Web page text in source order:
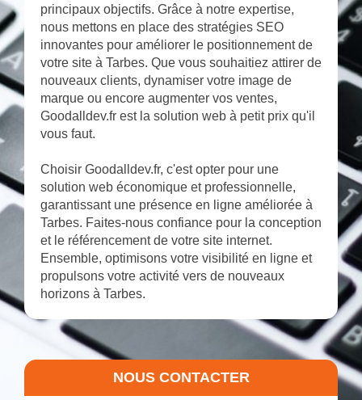
principaux objectifs. Grâce à notre expertise,
nous mettons en place des stratégies SEO
innovantes pour améliorer le positionnement de
votre site à Tarbes. Que vous souhaitiez attirer de
nouveaux clients, dynamiser votre image de
marque ou encore augmenter vos ventes,
Goodalldev.fr est la solution web à petit prix qu'il
vous faut.
Choisir Goodalldev.fr, c'est opter pour une
solution web économique et professionnelle,
garantissant une présence en ligne améliorée à
Tarbes. Faites-nous confiance pour la conception
et le référencement de votre site internet.
Ensemble, optimisons votre visibilité en ligne et
propulsons votre activité vers de nouveaux
horizons à Tarbes.
NOUS CONTACTER